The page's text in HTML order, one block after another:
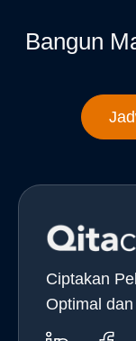
Bangun
Ciptakan
Optimal